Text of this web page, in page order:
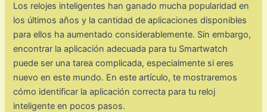
Los relojes inteligentes han ganado mucha popularidad en
los últimos años y la cantidad de aplicaciones disponibles
para ellos ha aumentado considerablemente. Sin embargo,
encontrar la aplicación adecuada para tu Smartwatch
puede ser una tarea complicada, especialmente si eres
nuevo en este mundo. En este artículo, te mostraremos
cómo identificar la aplicación correcta para tu reloj
inteligente en pocos pasos.